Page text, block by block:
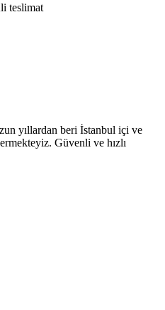
teslimat
yıllardan beri İstanbul içi ve
Güvenli ve hızlı